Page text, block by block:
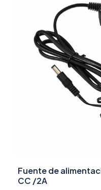
Fuente de
CC /2A